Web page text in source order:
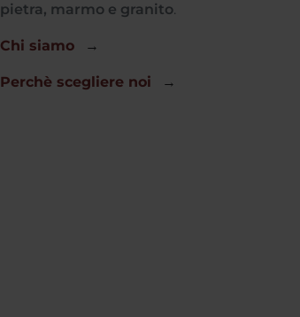
pietra, marmo e granito.
Chi siamo
Perchè scegliere noi